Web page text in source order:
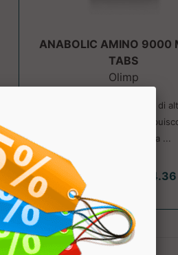
ANABOLIC AMINO 9000
TABS
Olimp
Formula di aminoacidi di
qualit&agrave; che
mantenimento della ...
a partire da € 74.36